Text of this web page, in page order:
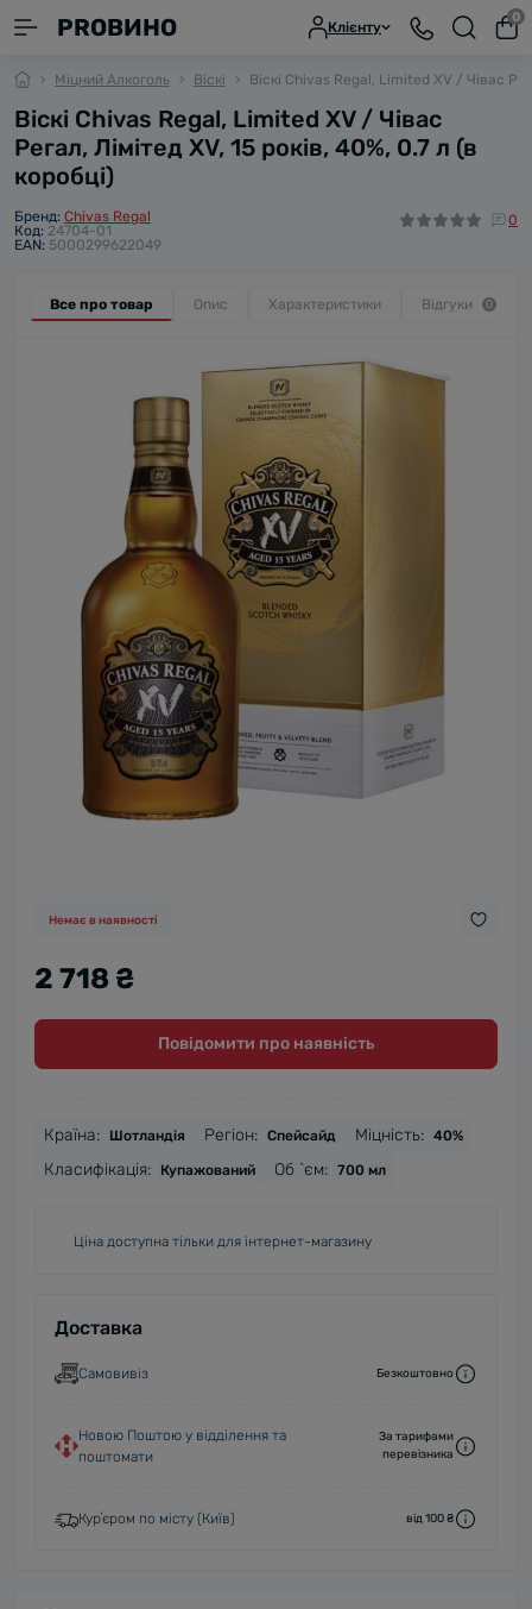
PROВИНО Клієнту
0
Міцний Алкоголь Віскі Віскі Chivas Regal, Limited XV / Чівас
Віскі Chivas Regal, Limited XV / Чівас
Регал, Лімітед XV, 15 років, 40%, 0.7 л (в
коробці)
Бренд: Chivas Regal
Код: 24704-01
EAN: 5000299622049
0
Все про товар Опис Характеристики Відгуки 0
Немає в наявності
2 718 ₴
Повідомити про наявність
Країна: Шотландія Регіон: Спейсайд Міцність: 40%
Класифікація: Купажований Об `єм: 700 мл
Ціна доступна тільки для інтернет-магазину
Доставка
Самовивіз Безкоштовно
Новою Поштою у відділення та
поштомати
За тарифами
перевізника
Курʼєром по місту (Київ) від 100 ₴